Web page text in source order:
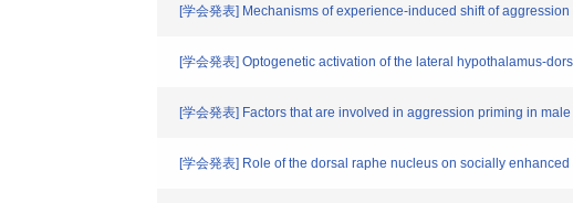
[学会発表] Mechanisms of experience-induced shift of
[学会発表] Optogenetic activation of the lateral hypothalamus-
[学会発表] Factors that are involved in aggression priming in male
[学会発表] Role of the dorsal raphe nucleus on socially